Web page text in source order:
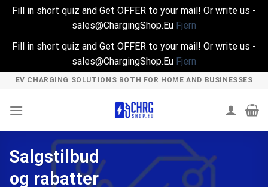
Fill in short quiz and Get OFFER to your mail! Or write us -
sales@ChargingShop.Eu Fjern
Fill in short quiz and Get OFFER to your mail! Or write us -
sales@ChargingShop.Eu Fjern
Skip
content
EV CHARGING SOLUTIONS BOTH FOR HOME AND BUSINESSES
Salgstilbud
og rabatter